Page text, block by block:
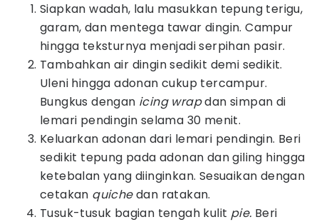
Siapkan wadah, lalu masukkan tepung terigu,
garam, dan mentega tawar dingin. Campur
hingga teksturnya menjadi serpihan pasir.
Tambahkan air dingin sedikit demi sedikit.
Uleni hingga adonan cukup tercampur.
Bungkus dengan icing wrapdan simpan di
lemari pendingin selama 30 menit.
Keluarkan adonan dari lemari pendingin. Beri
sedikit tepung pada adonan dan giling hingga
ketebalan yang diinginkan. Sesuaikan dengan
cetakan quichedan ratakan.
Tusuk-tusuk bagian tengah kulit pie. Beri